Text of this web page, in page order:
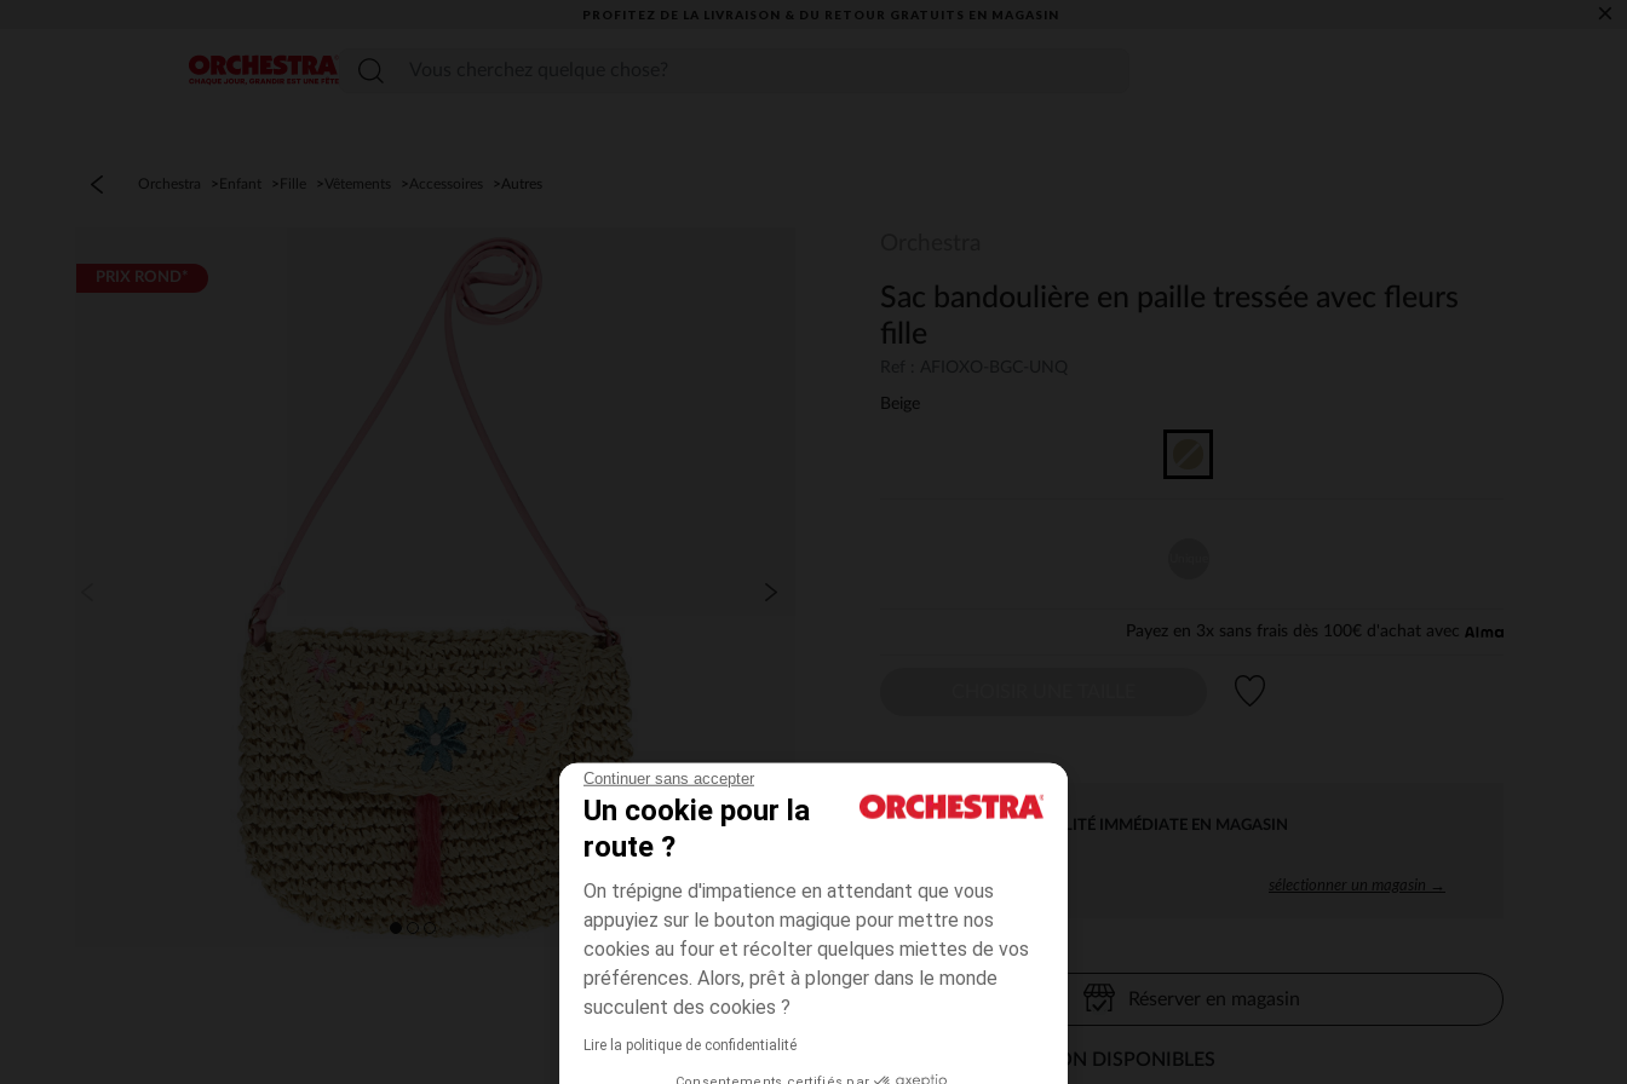
Continuer sans accepter
Un cookie pour la
route ?
On trépigne d'impatience en attendant que vous
appuyiez sur le bouton magique pour mettre nos
cookies au four et récolter quelques miettes de vos
préférences. Alors, prêt à plonger dans le monde
succulent des cookies ?
Lire la politique de confidentialité
PROFITEZ DE LA LIVRAISON & DU RETOUR GRATUITS EN MAGASIN​ ×
Menu
Orchestra Enfant Fille Vêtements Accessoires Autres
PRIX ROND*
Sac bandoulière en paille tressée avec fleurs
fille
Beige
Payez en 3x sans frais dès 100€ d'achat avec
DISPONIBILITÉ IMMÉDIATE EN MAGASIN
sélectionner un magasin →
Réserver en magasin
MODES DE LIVRAISON DISPONIBLES